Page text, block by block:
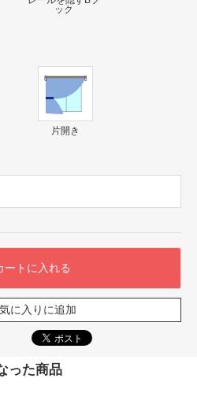
ック
片開き
に入りに追加
った商品